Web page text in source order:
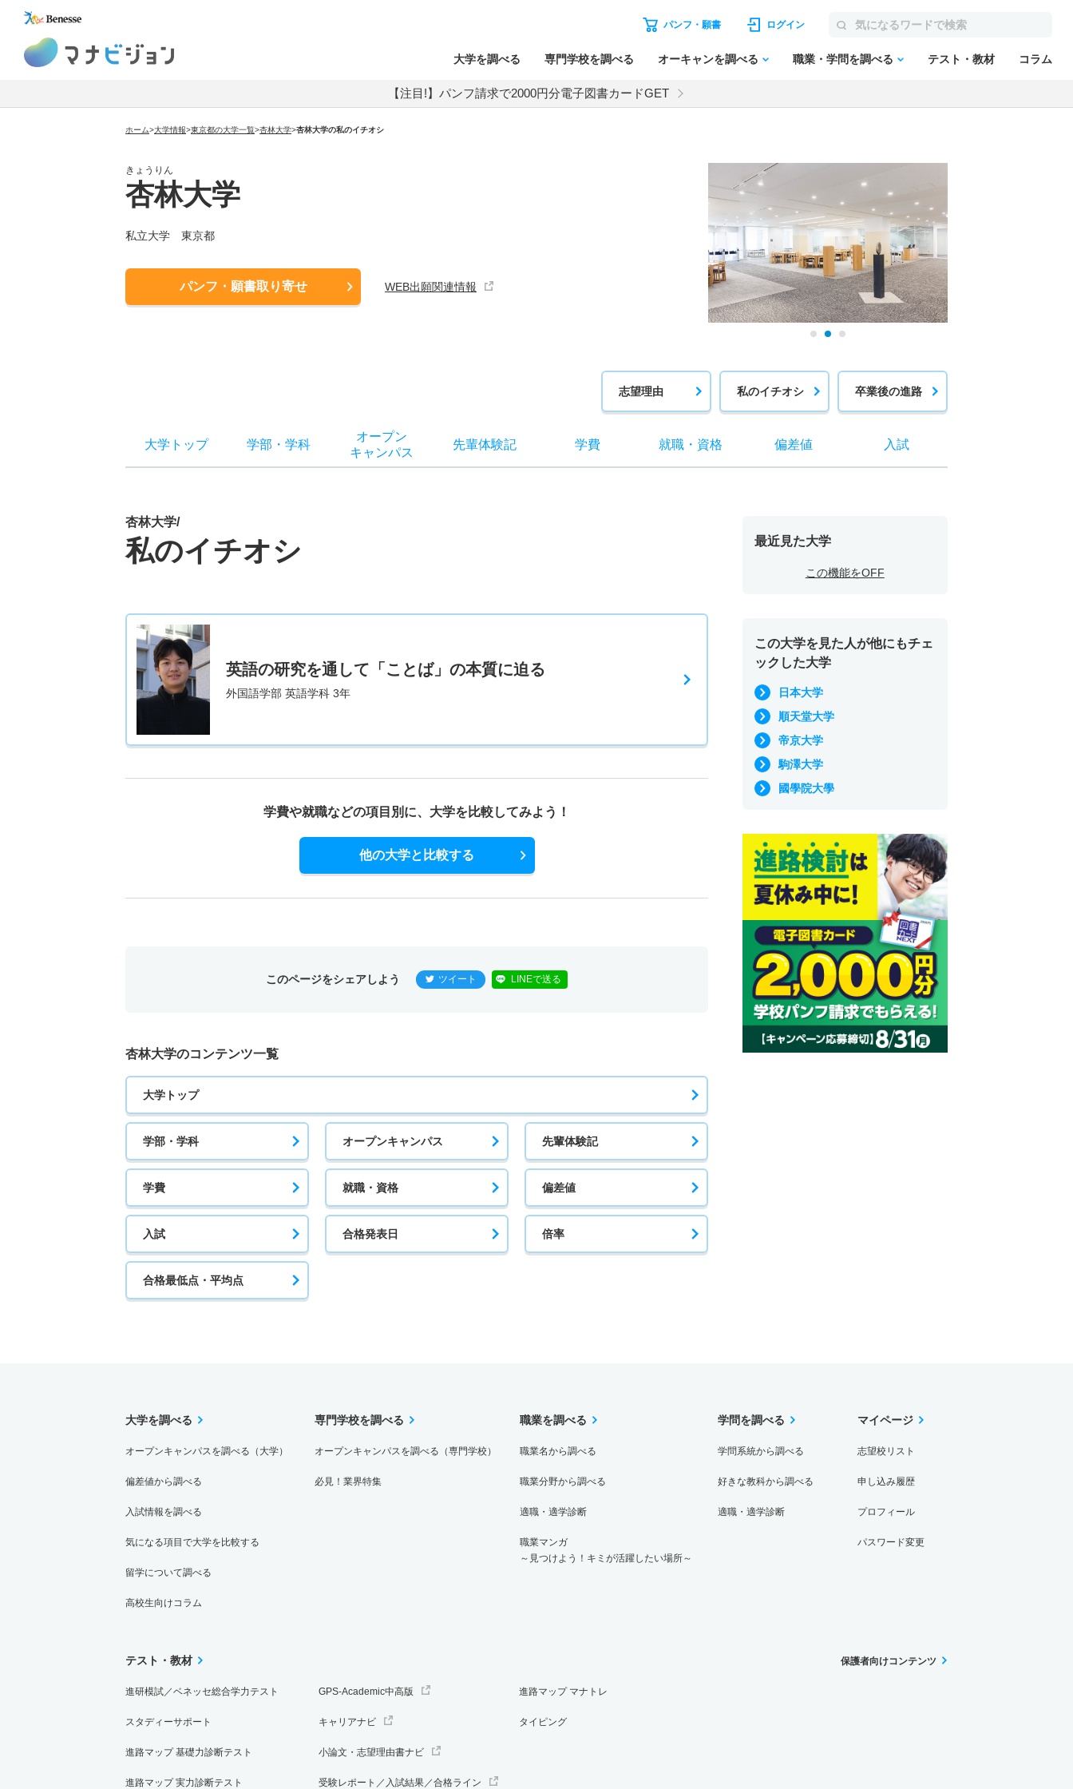
パンフ・願書 ログイン
大学を調べる 専門学校を調べる オーキャンを調べる 職業・学問を調べる テスト・教材 コラム
【注目!】パンフ請求で2000円分電子図書カードGET
ホーム>大学情報>東京都の大学一覧>杏林大学>杏林大学の私のイチオシ
きょうりん
杏林大学
私立大学 東京都
パンフ・願書取り寄せ WEB出願関連情報
志望理由 私のイチオシ 卒業後の進路
大学トップ 学部 ・ 学科
オープン
キャンパス
先輩体験記 学費 就職・ 資格 偏差値 入試
杏林大学/
私のイチオシ
英語の研究を通して「ことば」の本質に迫る
外国語学部 英語学科 3年
学費や就職などの項目別に、 大学を比較してみよう！
他の大学と比較する
このページをシェアしよう ツイート LINEで送る
杏林大学のコンテンツ一覧
大学トップ
学部・学科 オープンキャンパス 先輩体験記
学費 就職・資格 偏差値
入試 合格発表日 倍率
合格最低点・平均点
最近見た大学
この機能をOFF
この大学を見た人が他にもチェ
ックした大学
日本大学
順天堂大学
帝京大学
駒澤大学
國學院大學
大学を調べる
オープンキャンパスを調べる（大学）
偏差値から調べる
入試情報を調べる
気になる項目で大学を比較する
留学について調べる
高校生向けコラム
専門学校を調べる
オープンキャンパスを調べる（専門学校）
必見！業界特集
職業を調べる
職業名から調べる
職業分野から調べる
適職・適学診断
職業マンガ
～見つけよう！キミが活躍したい場所～
学問を調べる
学問系統から調べる
好きな教科から調べる
適職・適学診断
マイページ
志望校リスト
申し込み履歴
プロフィール
パスワード変更
テスト・教材
進研模試／ベネッセ総合学力テスト
スタディーサポート
進路マップ 基礎力診断テスト
進路マップ 実力診断テスト
GPS-Academic中高版
キャリアナビ
小論文・志望理由書ナビ
受験レポート／入試結果／合格ライン
進路マップ マナトレ
タイピング
保護者向けコンテンツ